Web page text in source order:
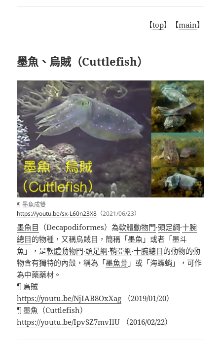
【top】【main】
墨魚、烏賊（Cuttlefish）
¶ 墨魚成雙
https://youtu.be/sx-L60n23X8 （2021/06/23）
墨魚目 （Decapodiformes）為軟體動物門·頭足綱·十腕
總目的物種， 又稱烏賊目，簡稱「墨魚」或者「墨斗
魚」，是軟體動物門·頭足綱·鞘亞綱·十腕總目的動物的動
物含有獨特的內殼，稱為「墨魚骨 」或「海螵蛸」，可作
為中藥藥材。
¶ 烏賊
https://youtu.be/NjIAB8OxXag
（2019/01/20）
¶ 墨魚（Cuttlefish）
https://youtu.be/IpvSZ7mvIlU
（2016/02/22）